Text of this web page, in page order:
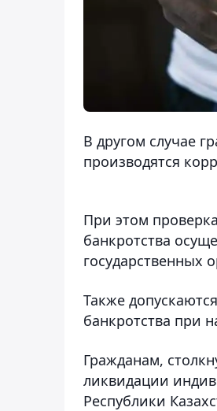
В другом случае
производятся
При этом
банкротства
государственных
Также
банкротства при
Гражданам,
ликвидации
Республики